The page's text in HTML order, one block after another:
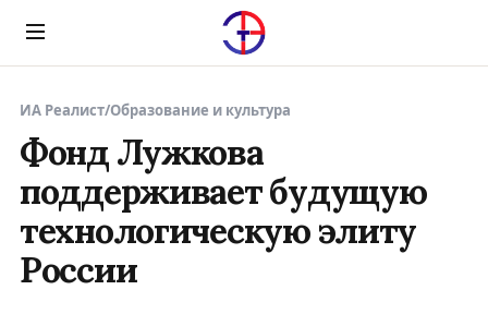
Menu
ИА Реалист/Образование и культура
Фонд Лужкова
поддерживает будущую
технологическую элиту
России